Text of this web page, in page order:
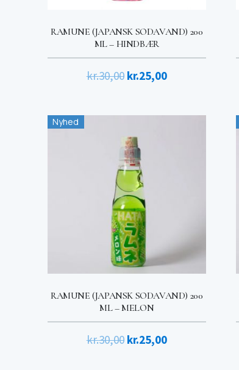
RAMUNE (JAPANSK SODAVAND) 200
ML – HINDBÆR
kr.30,00 Den
pris
var:
kr.30,00.
kr.25,00Den
pris
Nyhed
RAMUNE (JAPANSK SODAVAND) 200
ML – MELON
kr.30,00 Den
kr.25,00Den